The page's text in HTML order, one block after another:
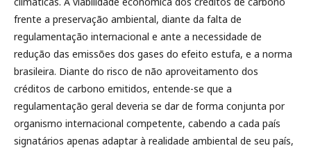
frente a preservação ambiental, diante da falta de
regulamentação internacional e ante a necessidade de
redução das emissões dos gases do efeito estufa, e a norma
brasileira. Diante do risco de não aproveitamento dos
créditos de carbono emitidos, entende-se que a
regulamentação geral deveria se dar de forma conjunta por
organismo internacional competente, cabendo a cada país
signatários apenas adaptar à realidade ambiental de seu país,